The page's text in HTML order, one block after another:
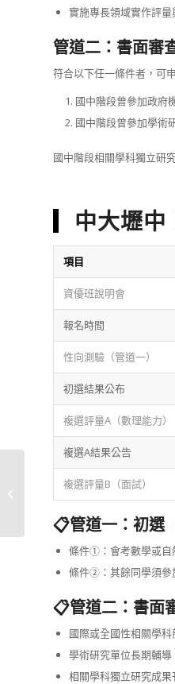
實施專長領域實作評量
管道二：書面審
符合以下任一條件者，可
國中階段曾參加政府
國中階段曾參加學術
國中階段相關學科獨立研
中大壢中｜
項目
資優班說明會
報名時間
性向測驗（管道一）
初選結果公布
複選評量A（數理能力）
複選A結果公告
複選評量B（面試）
📋管道一：初選
條件①：會考數學或自
條件②：其餘同學須參
📋管道二：書面
國際或全國性相關學科
學術研究單位長期輔
相關學科獨立研究成果
教育不該是奢侈品，這
是逗點教室從第1天就相